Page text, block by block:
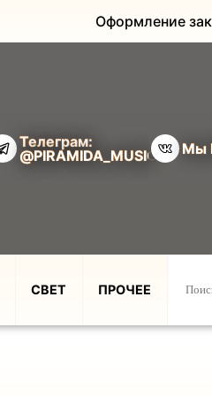
Оформление
Телеграм:
@PIRAMIDA_MUSIC
Мы
СВЕТ ПРОЧЕЕ